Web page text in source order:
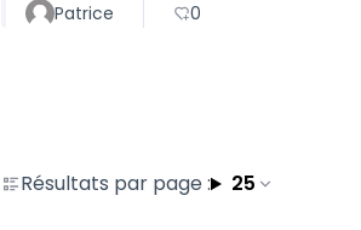
Patrice 0
Résultats par page : 25